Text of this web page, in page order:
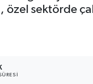
sektörde